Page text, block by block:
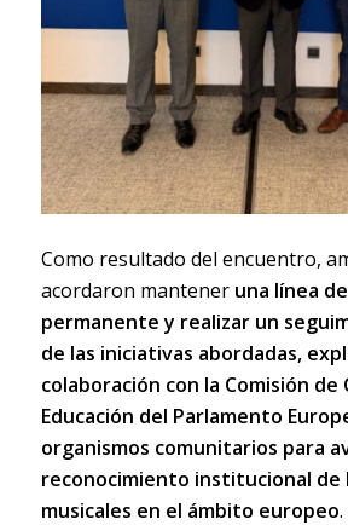
Como resultado del encuentro,
acordaron mantener una línea
permanente y realizar un
de las iniciativas abordadas,
colaboración con la Comisión de
Educación del Parlamento
organismos comunitarios para
reconocimiento institucional de
musicales en el ámbito europeo.